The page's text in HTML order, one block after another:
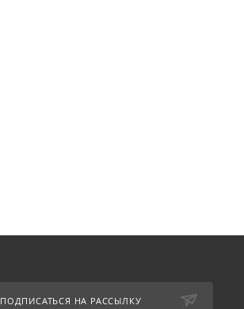
ПОДПИСАТЬСЯ НА РАССЫЛКУ